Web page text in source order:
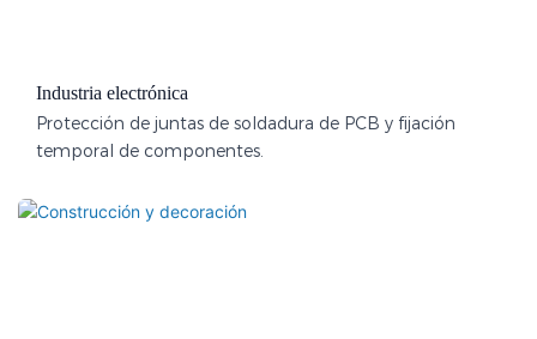
Industria electrónica
Protección de juntas de soldadura de PCB y fijación
temporal de componentes.